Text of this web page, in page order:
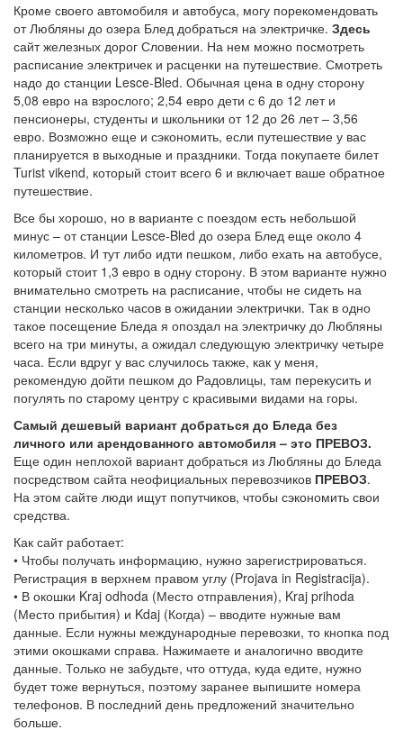
Кроме своего автомобиля и автобуса, могу порекомендовать
от Любляны до озера Блед добраться на электричке. Здесь
сайт железных дорог Словении. На нем можно посмотреть
расписание электричек и расценки на путешествие. Смотреть
надо до станции Lesce-Bled. Обычная цена в одну сторону
5,08 евро на взрослого; 2,54 евро дети с 6 до 12 лет и
пенсионеры, студенты и школьники от 12 до 26 лет – 3,56
евро. Возможно еще и сэкономить, если путешествие у вас
планируется в выходные и праздники. Тогда покупаете билет
Turist vikend, который стоит всего 6 и включает ваше обратное
путешествие.
Все бы хорошо, но в варианте с поездом есть небольшой
минус – от станции Lesce-Bled до озера Блед еще около 4
километров. И тут либо идти пешком, либо ехать на автобусе,
который стоит 1,3 евро в одну сторону. В этом варианте нужно
внимательно смотреть на расписание, чтобы не сидеть на
станции несколько часов в ожидании электрички. Так в одно
такое посещение Бледа я опоздал на электричку до Любляны
всего на три минуты, а ожидал следующую электричку четыре
часа. Если вдруг у вас случилось также, как у меня,
рекомендую дойти пешком до Радовлицы, там перекусить и
погулять по старому центру с красивыми видами на горы.
Самый дешевый вариант добраться до Бледа без
личного или арендованного автомобиля – это ПРЕВОЗ.
Еще один неплохой вариант добраться из Любляны до Бледа
посредством сайта неофициальных перевозчиков ПРЕВОЗ.
На этом сайте люди ищут попутчиков, чтобы сэкономить свои
средства.
Как сайт работает:
• Чтобы получать информацию, нужно зарегистрироваться.
Регистрация в верхнем правом углу (Projava in Registracija).
• В окошки Kraj odhoda (Место отправления), Kraj prihoda
(Место прибытия) и Kdaj (Когда) – вводите нужные вам
данные. Если нужны международные перевозки, то кнопка под
этими окошками справа. Нажимаете и аналогично вводите
данные. Только не забудьте, что оттуда, куда едите, нужно
будет тоже вернуться, поэтому заранее выпишите номера
телефонов. В последний день предложений значительно
больше.